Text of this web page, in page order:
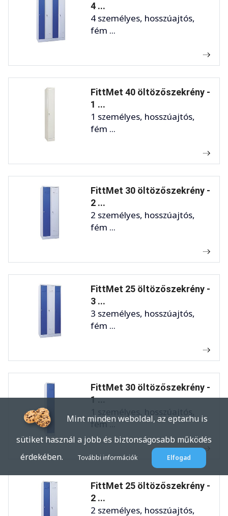
4 ...
4 személyes, hosszúajtós,
fém ...
FittMet 40 öltözőszekrény -
1 ...
1 személyes, hosszúajtós,
fém ...
FittMet 30 öltözőszekrény -
2 ...
2 személyes, hosszúajtós,
fém ...
FittMet 25 öltözőszekrény -
3 ...
3 személyes, hosszúajtós,
fém ...
FittMet 30 öltözőszekrény -
1 ...
1 személyes, hosszúajtós,
fém ...
FittMet 25 öltözőszekrény -
2 ...
2 személyes, hosszúajtós,
Mint minden weboldal, az eptar.hu is
sütiket használ a jobb és biztonságosabb működés
érdekében.
További információk Elfogad